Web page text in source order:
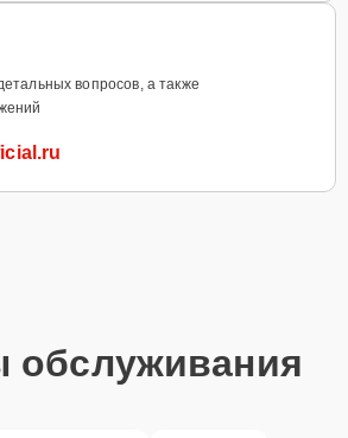
вопросов, а также
обслуживания